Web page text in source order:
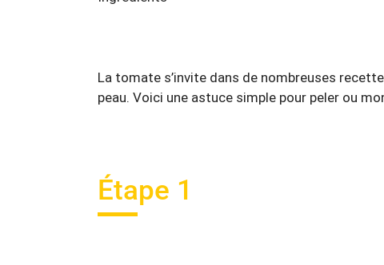
La tomate s’invite dans de nombreuses
peau. Voici une astuce simple pour peler ou
Étape 1